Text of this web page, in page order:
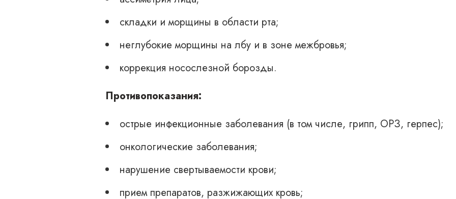
складки и морщины в области рта;
неглубокие морщины на лбу и в зоне межбровья;
коррекция носослезной борозды.
Противопоказания:
острые инфекционные заболевания (в том числе, грипп, ОРЗ, герпес);
онкологические заболевания;
нарушение свертываемости крови;
прием препаратов, разжижающих кровь;